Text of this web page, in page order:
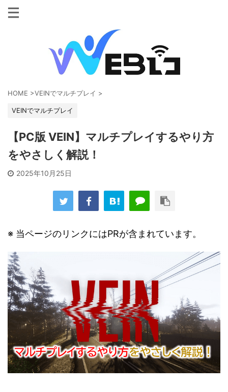
HOME >VEINでマルチプレイ >
VEINでマルチプレイ
【PC版 VEIN】マルチプレイするやり方
をやさしく解説！
2025年10月25日
※ 当ページのリンクにはPRが含まれています。